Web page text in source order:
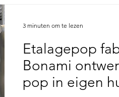
Etalagepop
Bonami
pop in eigen
3 minuten om te lezen